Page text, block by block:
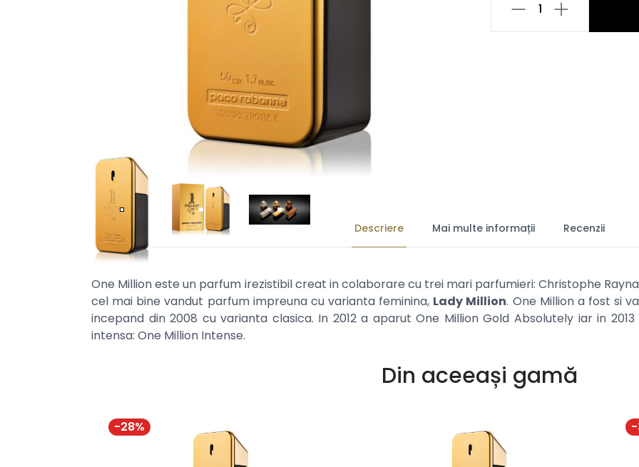
1
Descriere Mai multe informații Recenzii
One Million este un parfum irezistibil creat in colaborare cu trei mari parfumieri: Christophe
cel mai bine vandut parfum impreuna cu varianta feminina, Lady Million. One Million a fost si
incepand din 2008 cu varianta clasica. In 2012 a aparut One Million Gold Absolutely iar in
intensa: One Million Intense.
Din aceeași gamă
-28% -